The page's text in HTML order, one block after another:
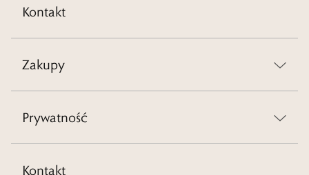
Kontakt
Zakupy
Prywatność
Kontakt